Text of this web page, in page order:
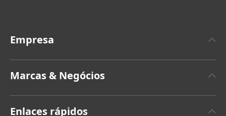
Empresa
Fatos & Números
Marcas & Negócios
Enlaces rápidos